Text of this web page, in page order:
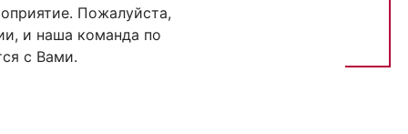
Пожалуйста,
и наша команда по
с Вами.